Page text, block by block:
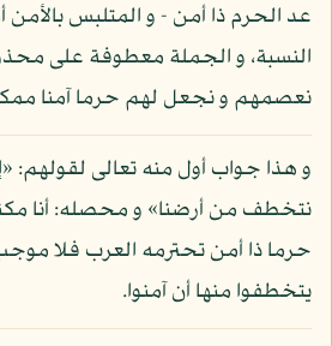
عد الحرم ذا أمن - و المتلبس بالأمن
النسبة، و الجملة معطوفة على
نعصمهم و نجعل لهم حرما آمنا
و هذا جواب أول منه تعالى لقولهم:
نتخطف من أرضنا» و محصله: أنا
حرما ذا أمن تحترمه العرب فلا
يتخطفوا منها أن آمنوا.